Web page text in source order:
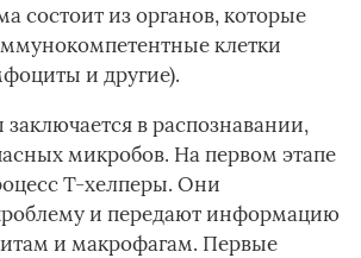
состоит из органов, которые
клетки
и другие).
в распознавании,
микробов. На первом этапе
Т-хелперы. Они
и передают информацию
и макрофагам. Первые